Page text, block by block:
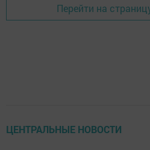
Перейти на
ЦЕНТРАЛЬНЫЕ НОВОСТИ